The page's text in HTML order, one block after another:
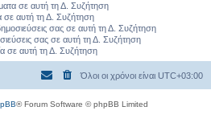
σε αυτή τη Δ. Συζήτηση
σε αυτή τη Δ. Συζήτηση
σας σε αυτή τη Δ. Συζήτηση
σας σε αυτή τη Δ. Συζήτηση
σε αυτή τη Δ. Συζήτηση
Όλοι οι χρόνοι είναι UTC+03:00
® Forum Software © phpBB Limited